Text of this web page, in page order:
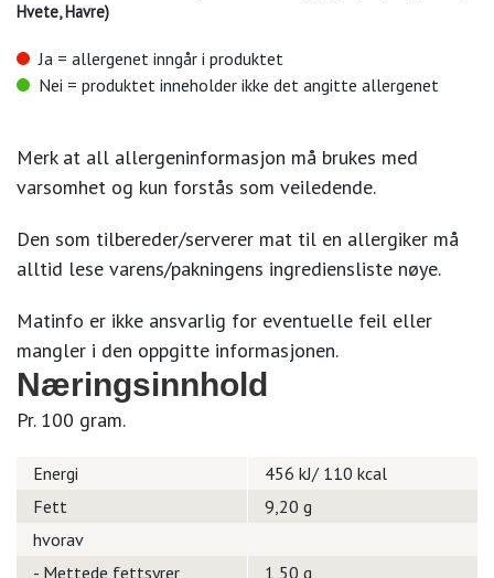
Hvete, Havre)
Ja = allergenet inngår i produktet
Nei = produktet inneholder ikke det angitte allergenet
Merk at all allergeninformasjon må brukes med
varsomhet og kun forstås som veiledende.
Den som tilbereder/serverer mat til en allergiker må
alltid lese varens/pakningens ingrediensliste nøye.
Matinfo er ikke ansvarlig for eventuelle feil eller
mangler i den oppgitte informasjonen.
Næringsinnhold
Pr. 100 gram.
Energi
456 kJ/ 110 kcal
Fett
9,20 g
hvorav
- Mettede fettsyrer
1,50 g